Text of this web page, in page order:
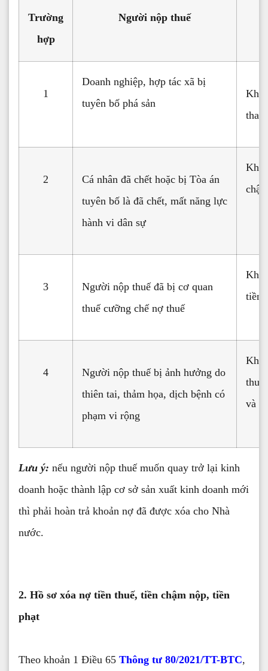
Trường
hợp
Người nộp thuế
1
Doanh nghiệp, hợp tác xã bị
tuyên bố phá sản
2
Cá nhân đã chết hoặc bị Tòa án
tuyên bố là đã chết, mất năng lực
hành vi dân sự
3
Người nộp thuế đã bị cơ quan
thuế cưỡng chế nợ thuế
tiền
4
Người nộp thuế bị ảnh hưởng do
thiên tai, thảm họa, dịch bệnh có
phạm vi rộng
và
Lưu ý: nếu người nộp thuế muốn quay trở lại kinh
doanh hoặc thành lập cơ sở sản xuất kinh doanh mới
thì phải hoàn trả khoản nợ đã được xóa cho Nhà
nước.
2. Hồ sơ xóa nợ tiền thuế, tiền chậm nộp, tiền
phạt
Theo khoản 1 Điều 65 Thông tư 80/2021/TT-BTC,